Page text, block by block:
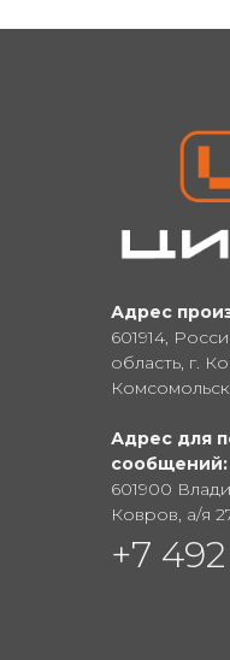
Адрес
601914,
область, г.
Адрес для
сообщений:
601900
Ковров, а/я
+7